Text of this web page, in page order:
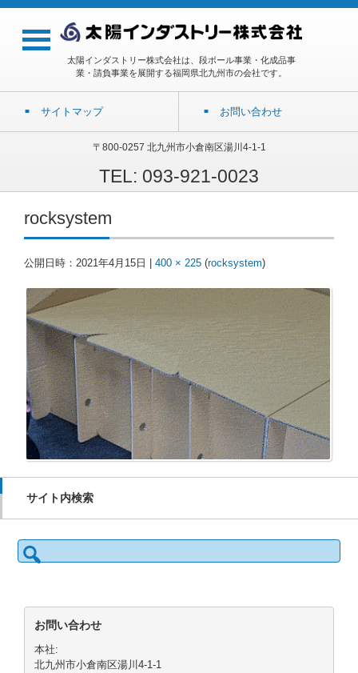
太陽インダストリー株式会社は、段ボール事業・化成品事
業・請負事業を展開する福岡県北九州市の会社です。
サイトマップ お問い合わせ
〒800-0257 北九州市小倉南区湯川4-1-1
TEL: 093-921-0023
rocksystem
公開日時： 2021年4月15日 400 × 225 (rocksystem)
サイト内検索
検
索:
お問い合わせ
本社:
北九州市小倉南区湯川4-1-1